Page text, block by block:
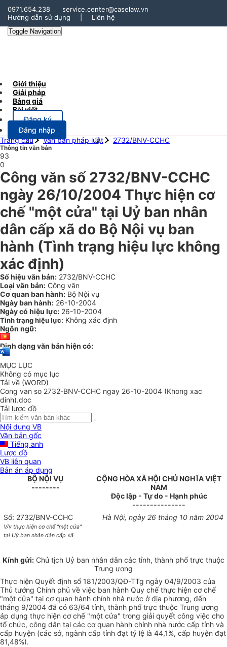
0971.654.238
service.center@caselaw.vn
Hướng dẫn sử dụng
Liên hệ
Toggle Navigation
Giới thiệu
Giải pháp
Bảng giá
Bài viết
Đăng ký
Đăng nhập
Trang chủ
Văn bản pháp luật 2732/BNV-CCHC
Thông tin văn bản
93
0
Công văn số 2732/BNV-CCHC
ngày 26/10/2004 Thực hiện cơ
chế "một cửa" tại Uỷ ban nhân
dân cấp xã do Bộ Nội vụ ban
hành (Tình trạng hiệu lực không
xác định)
Số hiệu văn bản: 2732/BNV-CCHC
Loại văn bản: Công văn
Cơ quan ban hành: Bộ Nội vụ
Ngày ban hành: 26-10-2004
Ngày có hiệu lực: 26-10-2004
Tình trạng hiệu lực: Không xác định
Ngôn ngữ:
Định dạng văn bản hiện có:
MỤC LỤC
Không có mục lục
Tải về (WORD)
Cong van so 2732-BNV-CCHC ngay 26-10-2004 (Khong xac
dinh).doc
Tải lược đồ
Nội dung VB
Văn bản gốc
Tiếng anh
Lược đồ
VB liên quan
Bản án áp dụng
BỘ NỘI VỤ
--------
CỘNG HÒA XÃ HỘI CHỦ NGHĨA VIỆT
NAM
Độc lập - Tự do - Hạnh phúc
---------------
Số: 2732/BNV-CCHC
V/v thực hiện cơ chế "một cửa"
tại Uỷ ban nhân dân cấp xã
Hà Nội, ngày 26 tháng 10 năm 2004
Kính gửi: Chủ tịch Uỷ ban nhân dân các tỉnh, thành phố trực thuộc
Trung ương
Thực hiện Quyết định số 181/2003/QĐ-TTg ngày 04/9/2003 của
Thủ tướng Chính phủ về việc ban hành Quy chế thực hiện cơ chế
"một cửa" tại cơ quan hành chính nhà nước ở địa phương, đến
tháng 9/2004 đã có 63/64 tỉnh, thành phố trực thuộc Trung ương
áp dụng thực hiện cơ chế "một cửa" trong giải quyết công việc cho
tổ chức, công dân tại các cơ quan hành chính nhà nước cấp tỉnh và
cấp huyện (các sở, ngành cấp tỉnh đạt tỷ lệ là 44,1%, cấp huyện đạt
81,48%).